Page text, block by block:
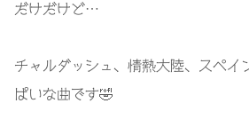
だけだけど…
チャルダッシュ、情熱大陸、スペイ
ぱいな曲です🤣